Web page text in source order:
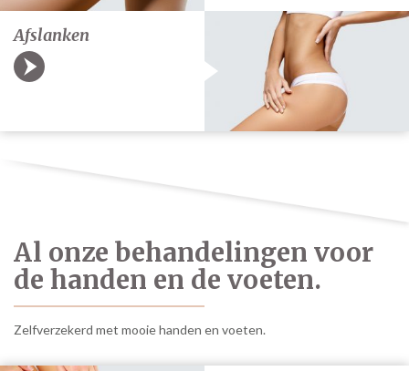
Afslanken
Al onze behandelingen voor
de handen en de voeten.
Zelfverzekerd met mooie handen en voeten.